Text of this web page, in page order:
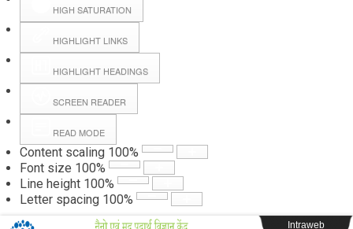
HIGH SATURATION
HIGHLIGHT LINKS
HIGHLIGHT HEADINGS
SCREEN READER
READ MODE
Content scaling 100%
Font size 100%
Line height 100%
Letter spacing 100%
Hall Booking
Forms
Webpage Login
Intraweb